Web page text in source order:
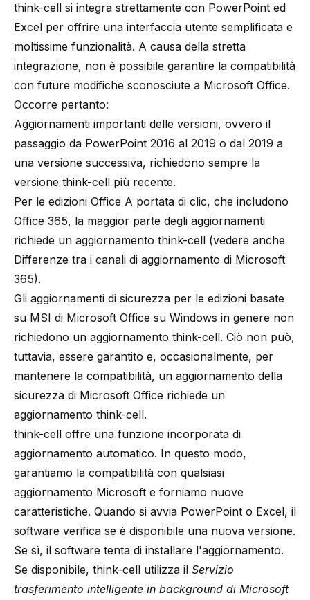
think-cell si integra strettamente con PowerPoint ed
Excel per offrire una interfaccia utente semplificata e
moltissime funzionalità. A causa della stretta
integrazione, non è possibile garantire la compatibilità
con future modifiche sconosciute a Microsoft Office.
Occorre pertanto:
Aggiornamenti importanti delle versioni, ovvero il
passaggio da PowerPoint 2016 al 2019 o dal 2019 a
una versione successiva, richiedono sempre la
versione think-cell più recente.
Per le edizioni Office A portata di clic, che includono
Office 365, la maggior parte degli aggiornamenti
richiede un aggiornamento think-cell (vedere anche
Differenze tra i canali di aggiornamento di Microsoft
365).
Gli aggiornamenti di sicurezza per le edizioni basate
su MSI di Microsoft Office su Windows in genere non
richiedono un aggiornamento think-cell. Ciò non può,
tuttavia, essere garantito e, occasionalmente, per
mantenere la compatibilità, un aggiornamento della
sicurezza di Microsoft Office richiede un
aggiornamento think-cell.
think-cell offre una funzione incorporata di
aggiornamento automatico. In questo modo,
garantiamo la compatibilità con qualsiasi
aggiornamento Microsoft e forniamo nuove
caratteristiche. Quando si avvia PowerPoint o Excel, il
software verifica se è disponibile una nuova versione.
Se sì, il software tenta di installare l'aggiornamento.
Se disponibile, think-cell utilizza il Servizio
trasferimento intelligente in background di Microsoft